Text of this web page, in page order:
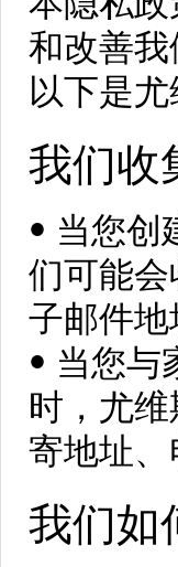
和改善
以下是
我们收
• 当您创
们可能
子邮件
• 当您与
时，尤
寄地址
我们如